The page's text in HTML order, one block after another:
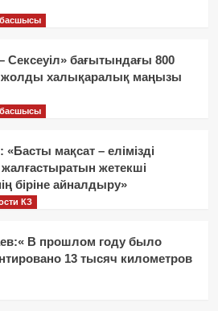
Сексеуіл» бағытындағы 800
халықаралық маңызы
мақсат – елімізді
жетекші
біріне айналдыру»
КЗ
В прошлом году было
13 тысяч километров